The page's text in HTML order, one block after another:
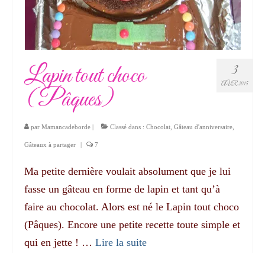
3
AVR 2015
Lapin tout choco
(Pâques)
par Mamancadeborde | Classé dans : Chocolat Gâteau d'anniversaire
Gâteaux à partager | 7
Ma petite dernière voulait absolument que je lui
fasse un gâteau en forme de lapin et tant qu’à
faire au chocolat. Alors est né le Lapin tout choco
(Pâques). Encore une petite recette toute simple et
qui en jette ! … Lire la suite­­